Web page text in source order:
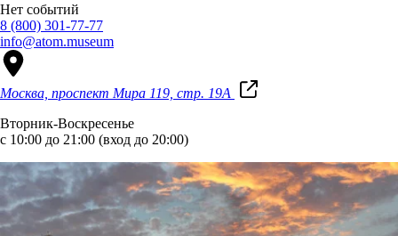
Нет событий
8 (800) 301-77-77
info@atom.museum
Москва, проспект Мира 119, стр. 19А
Вторник-Воскресенье
с 10:00 до 21:00 (вход до 20:00)